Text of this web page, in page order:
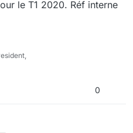
le T1 2020. Réf interne
0